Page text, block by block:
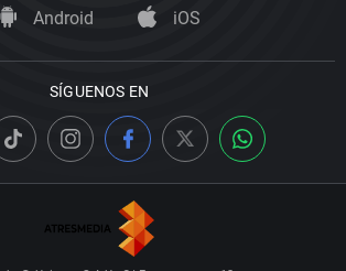
Android iOS
SÍGUENOS EN